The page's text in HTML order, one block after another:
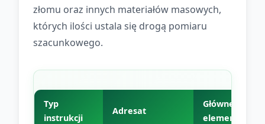
złomu oraz innych materiałów masowych,
których ilości ustala się drogą pomiaru
szacunkowego.
Typ
instrukcji
Adresat
Główne
elementy